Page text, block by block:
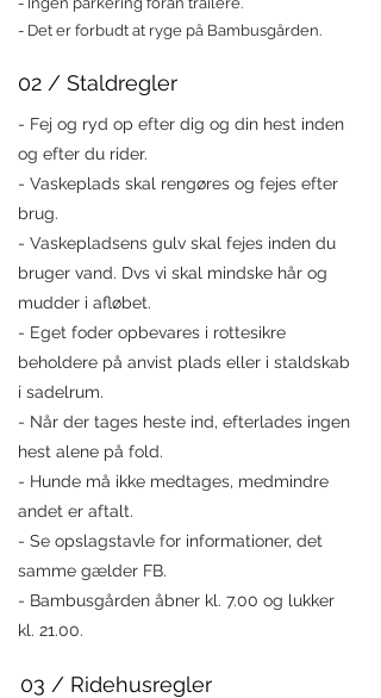
- Det er forbudt at ryge på Bambusgården.
02 / Staldregler
- Fej og ryd op efter dig og din hest inden
og efter du rider.
- Vaskeplads skal rengøres og fejes efter
brug.
- Vaskepladsens gulv skal fejes inden du
bruger vand. Dvs vi skal mindske hår og
mudder i afløbet.
- Eget foder opbevares i rottesikre
beholdere på anvist plads eller i staldskab
i sadelrum.
- Når der tages heste ind, efterlades ingen
hest alene på fold.
- Hunde må ikke medtages, medmindre
andet er aftalt.
- Se opslagstavle for informationer, det
samme gælder FB.
- Bambusgården åbner kl. 7.00 og lukker
kl. 21.00.
03 / Ridehusregler